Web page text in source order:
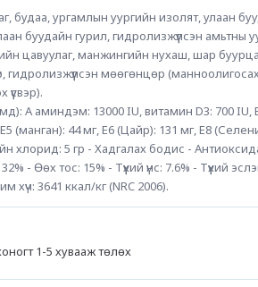
будаа, ургамлын уургийн изолят, улаан
буудайн гурил, гидролизжүүлсэн амьтны
цавуулаг, манжингийн нухаш, шар
гидролизжүүлсэн мөөгөнцөр
А аминдэм: 13000 IU, витамин D3: 700 IU,
(манган): 44 мг, E6 (Цайр): 131 мг, E8
хлорид: 5 гр - Хадгалах бодис -
32% - Өөх тос: 15% - Түүхий үнс: 7.6% - Түүхий
3641 ккал/кг (NRC 2006).
хоногт 1-5 хувааж төлөх